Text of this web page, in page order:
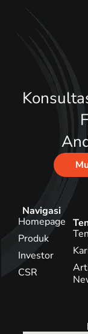
Navigasi
Homepage
Produk
Investor
CSR